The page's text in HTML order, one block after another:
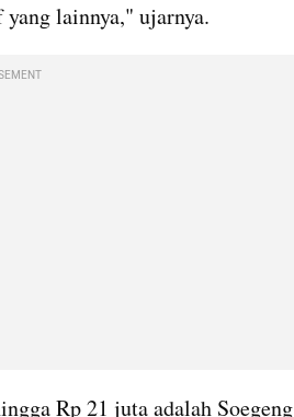
lainnya," ujarnya.
Rp 21 juta adalah Soegeng